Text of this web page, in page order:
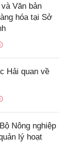
Văn bản
hóa tại Sở
Hải quan về
Nông nghiệp
lý hoạt